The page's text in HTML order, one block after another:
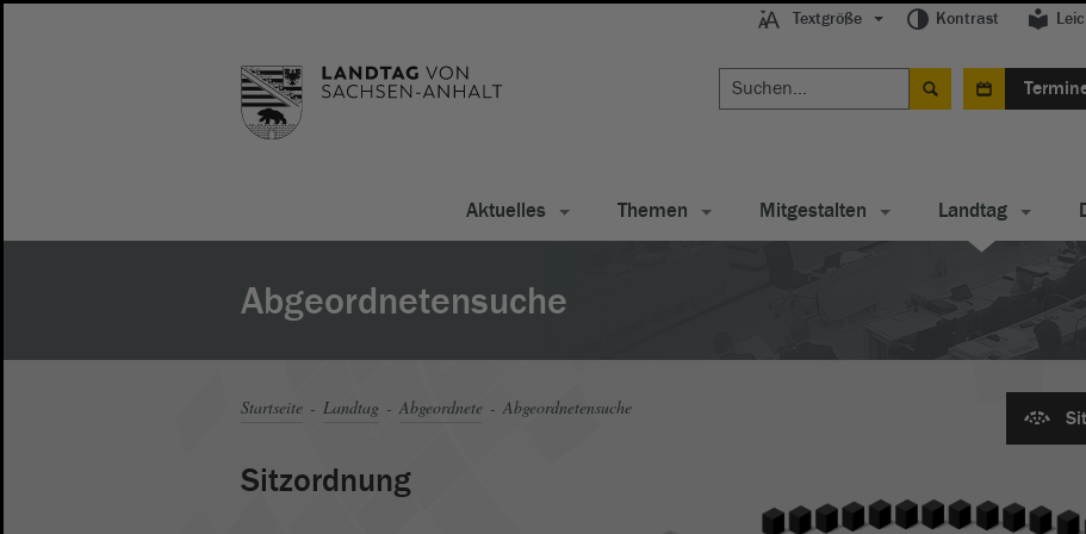
Textgröße Kontrast
Aktuelles Themen Mitgestalten Landtag
Abgeordnetensuche
Startseite Landtag Abgeordnete Abgeordnetensuche
Sitzordnung